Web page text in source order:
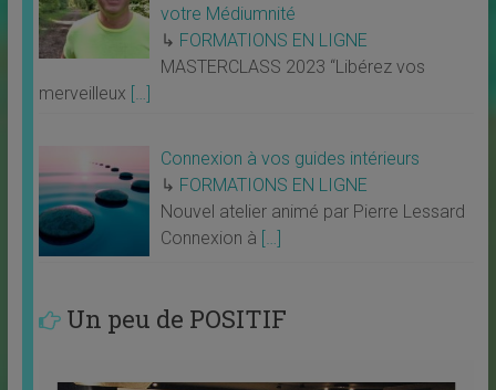
votre Médiumnité
↳ FORMATIONS EN LIGNE
MASTERCLASS 2023 “Libérez vos
merveilleux […]
Connexion à vos guides intérieurs
↳ FORMATIONS EN LIGNE
Nouvel atelier animé par Pierre Lessard
Connexion à […]
Un peu de POSITIF